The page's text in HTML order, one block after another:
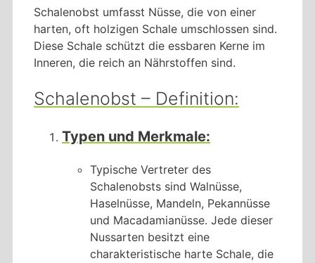
Schalenobst umfasst Nüsse, die von einer
harten, oft holzigen Schale umschlossen sind.
Diese Schale schützt die essbaren Kerne im
Inneren, die reich an Nährstoffen sind.
Schalenobst – Definition:
Typen und Merkmale:
Typische Vertreter des
Schalenobsts sind Walnüsse,
Haselnüsse, Mandeln, Pekannüsse
und Macadamianüsse. Jede dieser
Nussarten besitzt eine
charakteristische harte Schale, die